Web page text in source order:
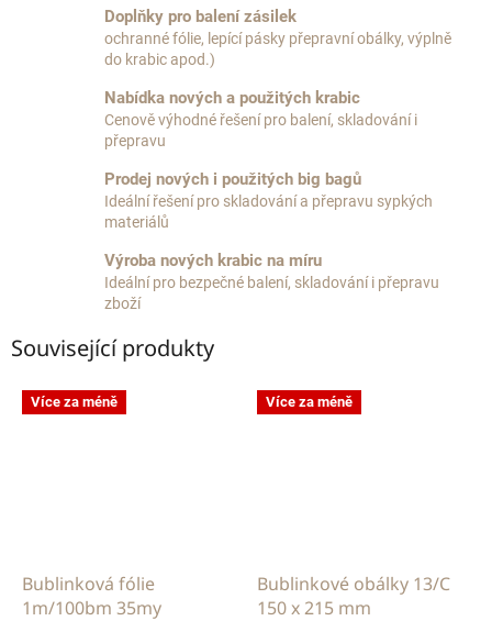
Doplňky pro balení zásilek
ochranné fólie, lepící pásky přepravní obálky, výplně
do krabic apod.)
Nabídka nových a použitých krabic
Cenově výhodné řešení pro balení, skladování i
přepravu
Prodej nových i použitých big bagů
Ideální řešení pro skladování a přepravu sypkých
materiálů
Výroba nových krabic na míru
Ideální pro bezpečné balení, skladování i přepravu
zboží
Související produkty
Více za méně
Bublinková fólie
1m/100bm 35my
Více za méně
Bublinkové obálky 13/C
150 x 215 mm